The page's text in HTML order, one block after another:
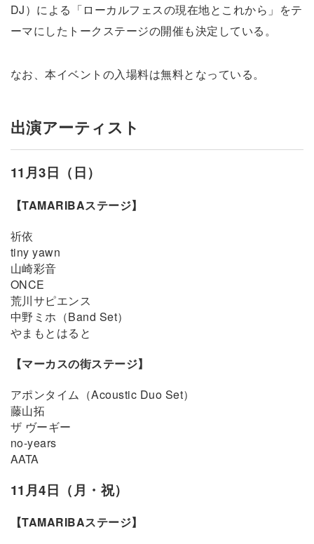
DJ）による「ローカルフェスの現在地とこれから」をテ
ーマにしたトークステージの開催も決定している。
なお、本イベントの入場料は無料となっている。
出演アーティスト
11月3日（日）
【TAMARIBAステージ】
祈依
tiny yawn
山崎彩音
ONCE
荒川サピエンス
中野ミホ（Band Set）
やまもとはると
【マーカスの街ステージ】
アポンタイム（Acoustic Duo Set）
藤山拓
ザ ヴーギー
no-years
AATA
11月4日（月・祝）
【TAMARIBAステージ】